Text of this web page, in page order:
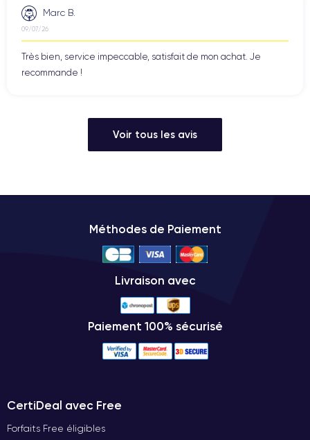
Marc B.
09/07/26
Très bien, service impeccable, satisfait de mon achat. Je
recommande !
Voir tous les avis
Méthodes de Paiement
Livraison avec
Paiement 100% sécurisé
CertiDeal avec Free
Forfaits Free éligibles